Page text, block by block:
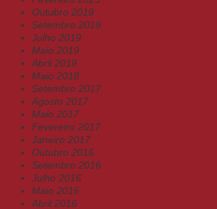
Outubro 2019
Setembro 2019
Julho 2019
Maio 2019
Abril 2019
Maio 2018
Setembro 2017
Agosto 2017
Maio 2017
Fevereiro 2017
Janeiro 2017
Outubro 2016
Setembro 2016
Julho 2016
Maio 2016
Abril 2016